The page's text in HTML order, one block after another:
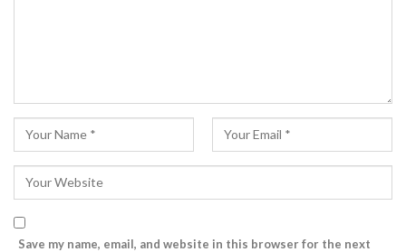
Save my name, email, and website in this browser for the next